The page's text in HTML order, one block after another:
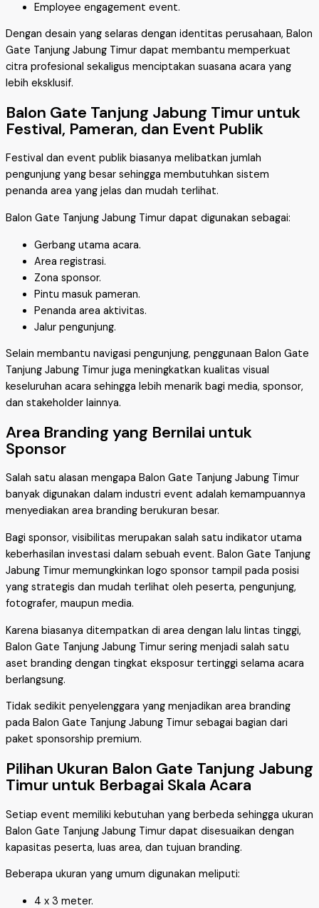
Employee engagement event.
Dengan desain yang selaras dengan identitas perusahaan, Balon
Gate Tanjung Jabung Timur dapat membantu memperkuat
citra profesional sekaligus menciptakan suasana acara yang
lebih eksklusif.
Balon Gate Tanjung Jabung Timur untuk
Festival, Pameran, dan Event Publik
Festival dan event publik biasanya melibatkan jumlah
pengunjung yang besar sehingga membutuhkan sistem
penanda area yang jelas dan mudah terlihat.
Balon Gate Tanjung Jabung Timur dapat digunakan sebagai:
Gerbang utama acara.
Area registrasi.
Zona sponsor.
Pintu masuk pameran.
Penanda area aktivitas.
Jalur pengunjung.
Selain membantu navigasi pengunjung, penggunaan Balon Gate
Tanjung Jabung Timur juga meningkatkan kualitas visual
keseluruhan acara sehingga lebih menarik bagi media, sponsor,
dan stakeholder lainnya.
Area Branding yang Bernilai untuk
Sponsor
Salah satu alasan mengapa Balon Gate Tanjung Jabung Timur
banyak digunakan dalam industri event adalah kemampuannya
menyediakan area branding berukuran besar.
Bagi sponsor, visibilitas merupakan salah satu indikator utama
keberhasilan investasi dalam sebuah event. Balon Gate Tanjung
Jabung Timur memungkinkan logo sponsor tampil pada posisi
yang strategis dan mudah terlihat oleh peserta, pengunjung,
fotografer, maupun media.
Karena biasanya ditempatkan di area dengan lalu lintas tinggi,
Balon Gate Tanjung Jabung Timur sering menjadi salah satu
aset branding dengan tingkat eksposur tertinggi selama acara
berlangsung.
Tidak sedikit penyelenggara yang menjadikan area branding
pada Balon Gate Tanjung Jabung Timur sebagai bagian dari
paket sponsorship premium.
Pilihan Ukuran Balon Gate Tanjung Jabung
Timur untuk Berbagai Skala Acara
Setiap event memiliki kebutuhan yang berbeda sehingga ukuran
Balon Gate Tanjung Jabung Timur dapat disesuaikan dengan
kapasitas peserta, luas area, dan tujuan branding.
Beberapa ukuran yang umum digunakan meliputi:
4 x 3 meter.